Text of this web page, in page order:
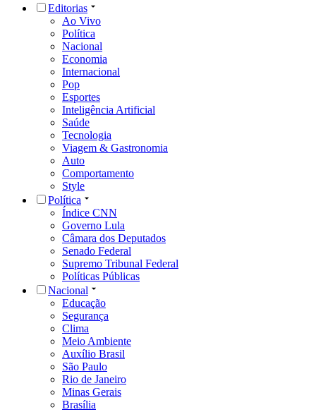
Editorias
Ao Vivo
Política
Nacional
Economia
Internacional
Pop
Esportes
Inteligência Artificial
Saúde
Tecnologia
Viagem & Gastronomia
Auto
Comportamento
Style
Política
Índice CNN
Governo Lula
Câmara dos Deputados
Senado Federal
Supremo Tribunal Federal
Políticas Públicas
Nacional
Educação
Segurança
Clima
Meio Ambiente
Auxílio Brasil
São Paulo
Rio de Janeiro
Minas Gerais
Brasília